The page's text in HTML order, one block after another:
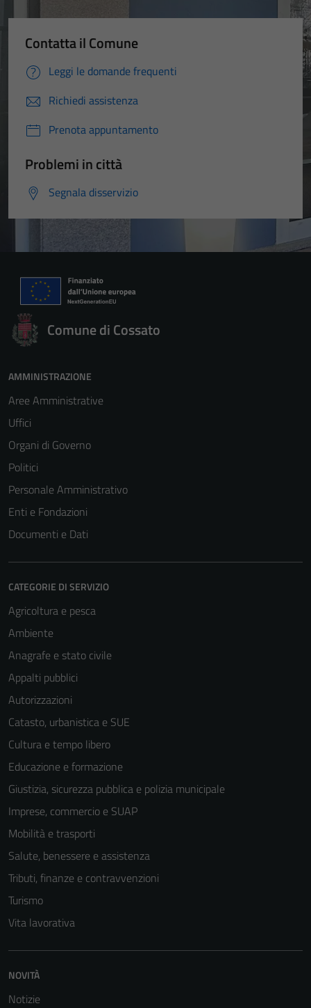
Contatta il Comune
Leggi le domande frequenti
Richiedi assistenza
Prenota appuntamento
Problemi in città
Segnala disservizio
Comune di Cossato
AMMINISTRAZIONE
Aree Amministrative
Uffici
Organi di Governo
Politici
Personale Amministrativo
Enti e Fondazioni
Documenti e Dati
CATEGORIE DI SERVIZIO
Agricoltura e pesca
Ambiente
Anagrafe e stato civile
Appalti pubblici
Autorizzazioni
Catasto, urbanistica e SUE
Cultura e tempo libero
Educazione e formazione
Giustizia, sicurezza pubblica e polizia municipale
Imprese, commercio e SUAP
Mobilità e trasporti
Salute, benessere e assistenza
Tributi, finanze e contravvenzioni
Turismo
Vita lavorativa
NOVITÀ
Notizie